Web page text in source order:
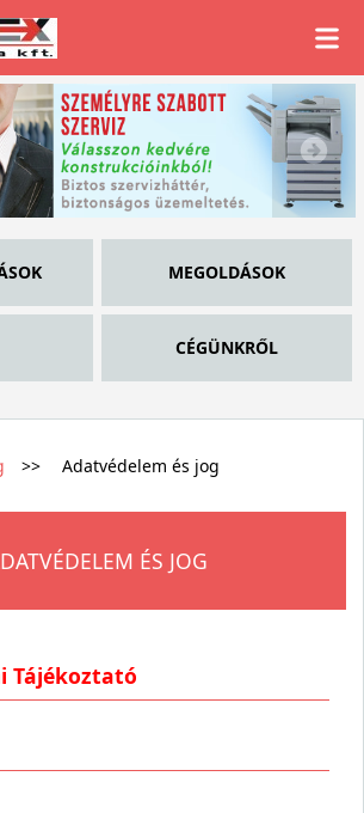
MEGOLDÁSOK
CÉGÜNKRŐL
>> Adatvédelem és jog
ÉS JOG
Tájékoztató